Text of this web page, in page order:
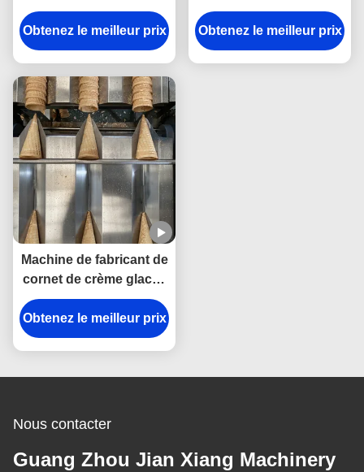
5000pcs/h 120mm
Obtenez le meilleur prix
fabrication de cônes de
sucre pour le
remplissage de
Obtenez le meilleur prix
Machine de fabricant de
cornet de crème glacée
d'OIN 3.37kw avec le
contrôle de PLC
Obtenez le meilleur prix
Nous contacter
Guang Zhou Jian Xiang Machinery